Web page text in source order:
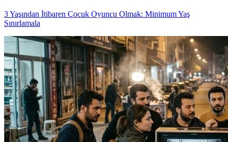
3 Yaşından İtibaren Çocuk Oyuncu Olmak: Minimum Yaş
Sınırlamala